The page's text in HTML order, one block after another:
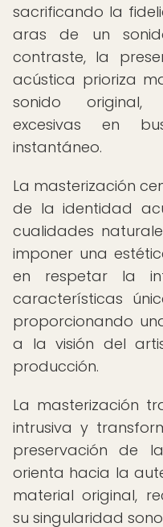
sacrificando la
aras de un
contraste, la
acústica prioriza
sonido original,
excesivas en
instantáneo.
La masterización
de la identidad
cualidades
imponer una
en respetar la
características
proporcionando
a la visión del
producción.
La masterización
intrusiva y
preservación de
orienta hacia la
material original,
su singularidad